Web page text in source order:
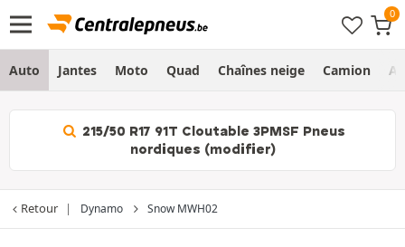
Auto Jantes Moto Quad Chaînes neige Camion
215/50 R17 91T Cloutable 3PMSF Pneus
nordiques (modifier)
Retour Dynamo Snow MWH02